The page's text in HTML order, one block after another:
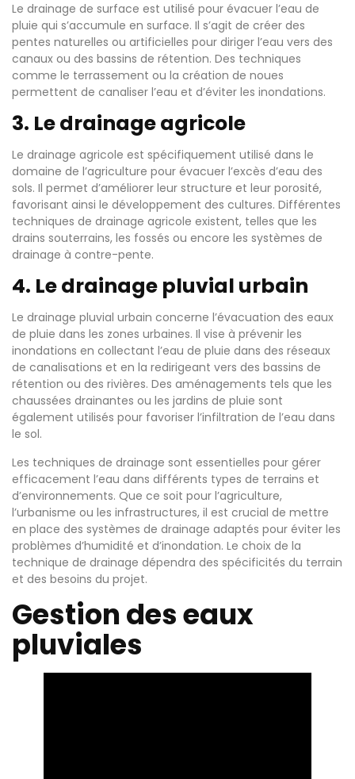
Le drainage de surface est utilisé pour évacuer l’eau de
pluie qui s’accumule en surface. Il s’agit de créer des
pentes naturelles ou artificielles pour diriger l’eau vers des
canaux ou des bassins de rétention. Des techniques
comme le terrassement ou la création de noues
permettent de canaliser l’eau et d’éviter les inondations.
3. Le drainage agricole
Le drainage agricole est spécifiquement utilisé dans le
domaine de l’agriculture pour évacuer l’excès d’eau des
sols. Il permet d’améliorer leur structure et leur porosité,
favorisant ainsi le développement des cultures. Différentes
techniques de drainage agricole existent, telles que les
drains souterrains, les fossés ou encore les systèmes de
drainage à contre-pente.
4. Le drainage pluvial urbain
Le drainage pluvial urbain concerne l’évacuation des eaux
de pluie dans les zones urbaines. Il vise à prévenir les
inondations en collectant l’eau de pluie dans des réseaux
de canalisations et en la redirigeant vers des bassins de
rétention ou des rivières. Des aménagements tels que les
chaussées drainantes ou les jardins de pluie sont
également utilisés pour favoriser l’infiltration de l’eau dans
le sol.
Les techniques de drainage sont essentielles pour gérer
efficacement l’eau dans différents types de terrains et
d’environnements. Que ce soit pour l’agriculture,
l’urbanisme ou les infrastructures, il est crucial de mettre
en place des systèmes de drainage adaptés pour éviter les
problèmes d’humidité et d’inondation. Le choix de la
technique de drainage dépendra des spécificités du terrain
et des besoins du projet.
Gestion des eaux
pluviales